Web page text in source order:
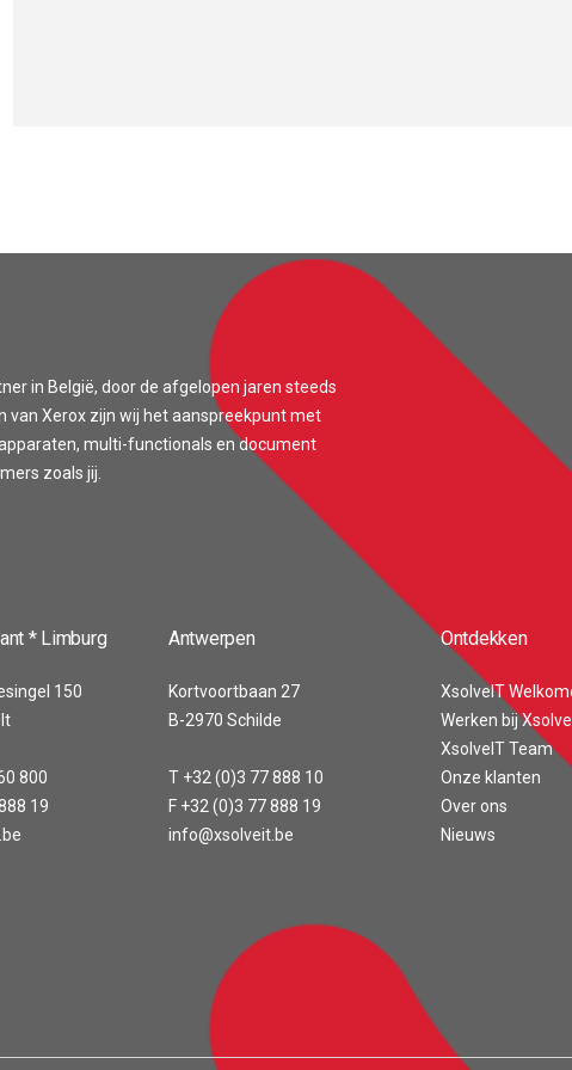
in België, door de afgelopen jaren steeds
van Xerox zijn wij het aanspreekpunt met
multi-functionals en document
zoals jij.
* Limburg
150
800
19
Antwerpen
Kortvoortbaan 27
B-2970 Schilde
T +32 (0)3 77 888 10
F +32 (0)3 77 888 19
info@xsolveit.be
Ontdekken
XsolveIT
Werken bij
XsolveIT Team
Onze klanten
Over ons
Nieuws